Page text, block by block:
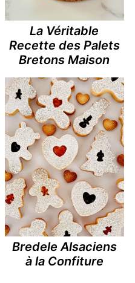
La Véritable
Recette des Palets
Bretons Maison
Bredele Alsaciens
à la Confiture